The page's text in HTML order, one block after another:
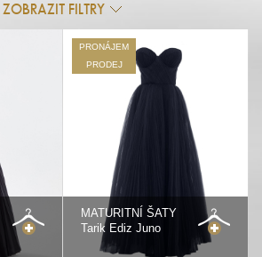
ZOBRAZIT FILTRY
PRONÁJEM
PRODEJ
MATURITNÍ ŠATY
Tarik Ediz Juno